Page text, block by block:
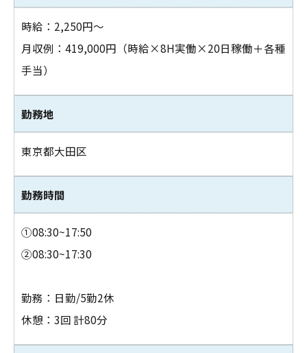
時給：2,250円～
月収例：419,000円（時給×8H実働×20日稼働＋各種
手当）
勤務地
東京都大田区
勤務時間
①08:30~17:50
②08:30~17:30
勤務：日勤/5勤2休
休憩：3回 計80分